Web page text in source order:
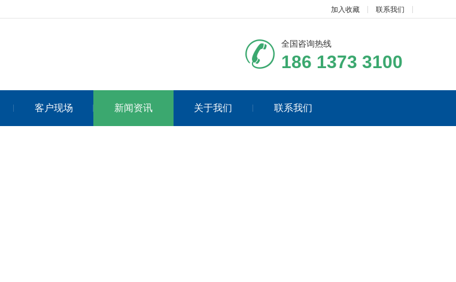
加入收藏 联系我们
全国咨询热线
186 1373 3100
客户现场 新闻资讯 关于我们 联系我们